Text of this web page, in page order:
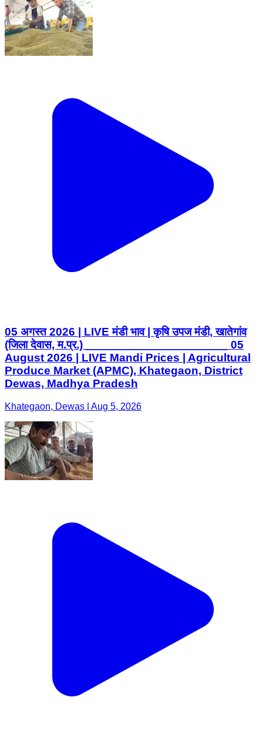
05 अगस्त 2026 | LIVE मंडी भाव | कृषि उपज मंडी, खातेगांव
(जिला देवास, म.प्र.) ______________________ 05
August 2026 | LIVE Mandi Prices | Agricultural
Produce Market (APMC), Khategaon, District
Dewas, Madhya Pradesh
Khategaon, Dewas | Aug 5, 2026